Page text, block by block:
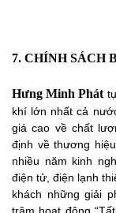
7. CHÍNH SÁCH
Hưng Minh Phát
khí lớn nhất cả
giá cao về chất
định về thương
nhiều năm kinh
điện tử, điện lạnh
khách những giải